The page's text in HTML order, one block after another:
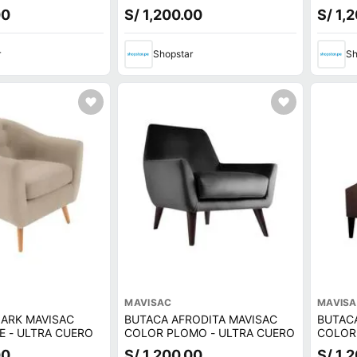
S/ 1,200.00
Shopstar
S/
MAVISAC
- ULTRA CUERO
MAVISAC
BUTACA AFRODITA MAVISAC
COLOR PLOMO - ULTRA CUERO
CUERO